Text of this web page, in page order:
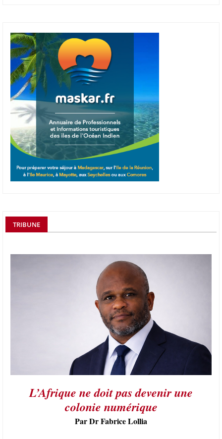
TRIBUNE
L’Afrique ne doit pas devenir une
colonie numérique
Par Dr Fabrice Lollia